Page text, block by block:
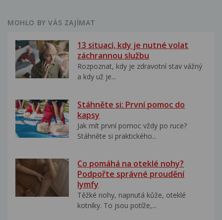
MOHLO BY VÁS ZAJÍMAT
13 situací, kdy je nutné volat
záchrannou službu
Rozpoznat, kdy je zdravotní stav vážný
a kdy už je...
Stáhněte si: První pomoc do
kapsy
Jak mít první pomoc vždy po ruce?
Stáhněte si praktického...
Co pomáhá na oteklé nohy?
Podpořte správné proudění
lymfy
Těžké nohy, napnutá kůže, oteklé
kotníky. To jsou potíže,...